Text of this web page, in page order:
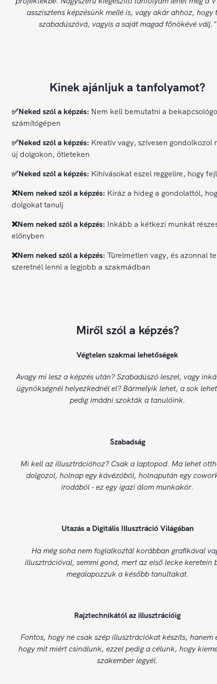
asszisztens képzésünk mellé is, vagy akár ahhoz, hogy
szabadúszóvá, vagyis a saját magad főnökévé válj."
Kinek ajánljuk a tanfolyamot?
✅Neked szól a képzés: Nem kell bemutatni a
számítógépen
✅Neked szól a képzés: Kreatív vagy, szívesen gondolkozol
új dolgokon, ötleteken
✅Neked szól a képzés: Kihívásokat eszel reggelire, hogy
❌Nem neked szól a képzés: Kiráz a hideg a gondolattól,
dolgokat tanulj
❌Nem neked szól a képzés: Inkább a kétkezi munkát
előnyben
❌Nem neked szól a képzés: Türelmetlen vagy, és azonnal te
szeretnél lenni a legjobb a szakmádban
Miről szól a képzés?
Végtelen szakmai lehetőségek
Avagy mi lesz a képzés után? Szabadúszó leszel, vagy
ügynökségnél helyezkednél el? Bármelyik lehet, a sok
pedig imádni szokták a tanulóink.
Szabadság
Mi kell az illusztrációhoz? Csak a laptopod. Ma lehet
dolgozol, holnap egy kávézóból, holnapután egy
irodából - ez egy igazi álom munkakör.
Utazás a Digitális Illusztráció Világában
Ha még soha nem foglalkoztál korábban grafikával
illusztrációval, semmi gond, mert az első lecke keretein
megalapozzuk a később tanultakat.
Rajztechnikától az illusztrációig
Fontos, hogy ne csak szép illusztrációkat készíts, hanem
hogy mit miért csinálunk, ezzel pedig a célunk, hogy
szakember legyél.